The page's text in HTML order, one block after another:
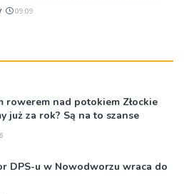
09:09
rowerem nad potokiem Złockie
już za rok? Są na to szanse
DPS-u w Nowodworzu wraca do